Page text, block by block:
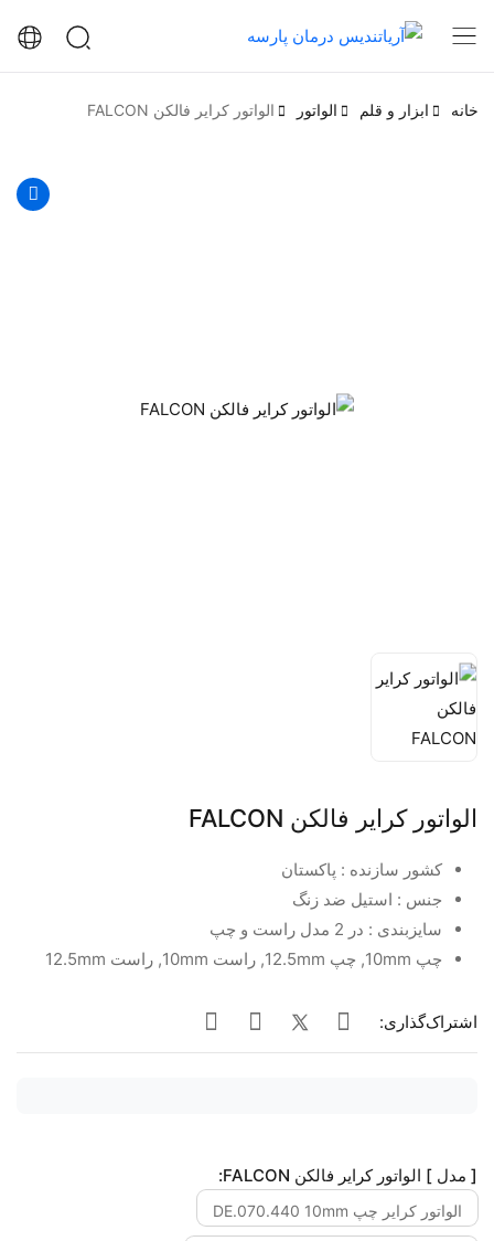
خانه ابزار و قلم الواتور الواتور کرایر فالکن FALCON
الواتور کرایر فالکن FALCON
کشور سازنده : پاکستان
جنس : استیل ضد زنگ
سایزبندی : در 2 مدل راست و چپ
چپ 10mm, چپ 12.5mm, راست 10mm, راست 12.5mm
اشتراک‌گذاری:
[ مدل ] الواتور کرایر فالکن FALCON:
الواتور کرایر چپ DE.070.440 10mm